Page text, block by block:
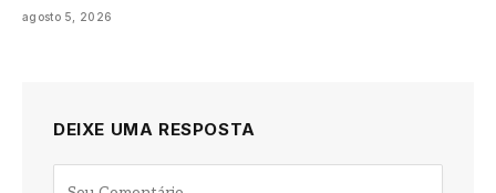
agosto 5, 2026
DEIXE UMA RESPOSTA